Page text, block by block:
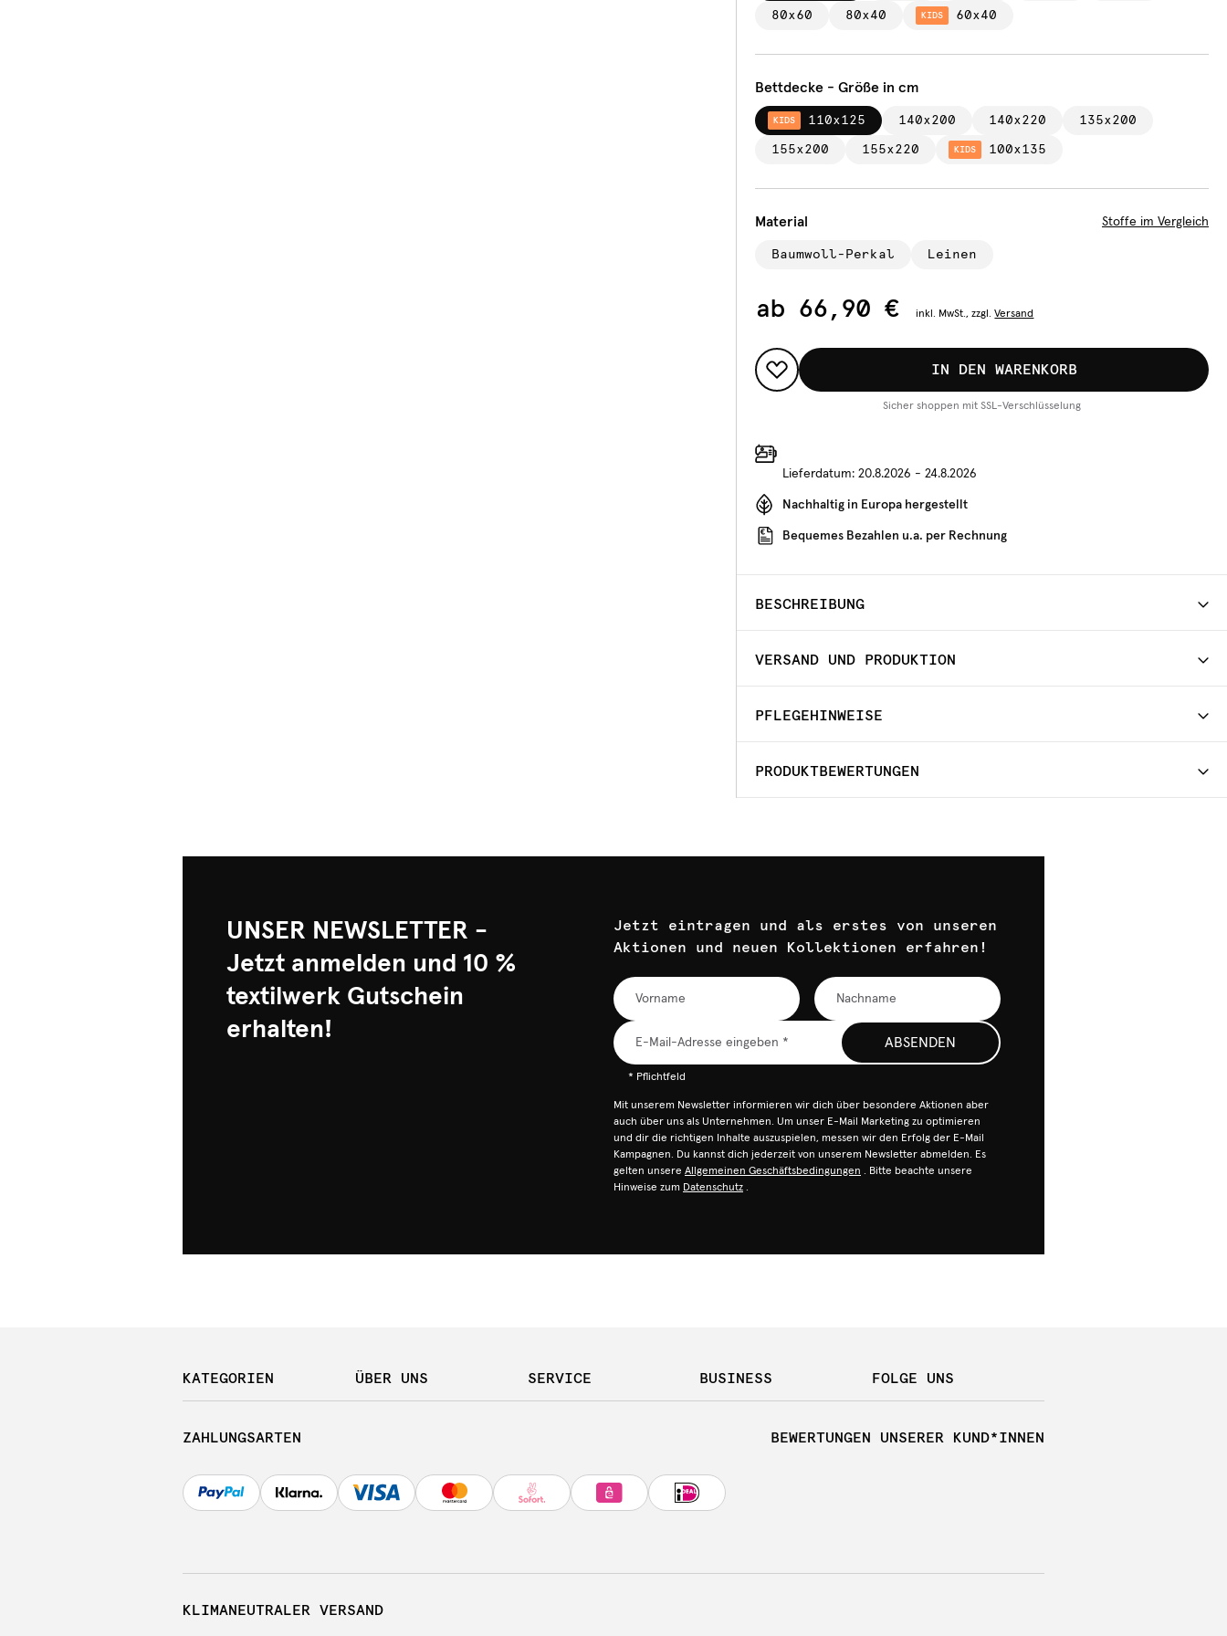
80x60 80x40 KIDS 60x40
Bettdecke - Größe in cm
KIDS 110x125 140x200 140x220 135x200
155x200 155x220 KIDS 100x135
Material Stoffe im Vergleich
Baumwoll-Perkal Leinen
ab 66,90 € inkl. MwSt., zzgl. Versand
IN DEN WARENKORB
Sicher shoppen mit SSL-Verschlüsselung
Lieferdatum: 20.8.2026 - 24.8.2026
Nachhaltig in Europa hergestellt
Bequemes Bezahlen u.a. per Rechnung
BESCHREIBUNG
VERSAND UND PRODUKTION
PFLEGEHINWEISE
PRODUKTBEWERTUNGEN
UNSER NEWSLETTER -
Jetzt anmelden und 10 %
textilwerk Gutschein
erhalten!
Jetzt eintragen und als erstes von unseren
Aktionen und neuen Kollektionen erfahren!
ABSENDEN
* Pflichtfeld
Mit unserem Newsletter informieren wir dich über besondere Aktionen aber
auch über uns als Unternehmen. Um unser E-Mail Marketing zu optimieren
und dir die richtigen Inhalte auszuspielen, messen wir den Erfolg der E-Mail
Kampagnen. Du kannst dich jederzeit von unserem Newsletter abmelden. Es
gelten unsere Allgemeinen Geschäftsbedingungen . Bitte beachte unsere
Hinweise zum Datenschutz .
KATEGORIEN ÜBER UNS SERVICE BUSINESS FOLGE UNS
ZAHLUNGSARTEN BEWERTUNGEN UNSERER KUND*INNEN
KLIMANEUTRALER VERSAND